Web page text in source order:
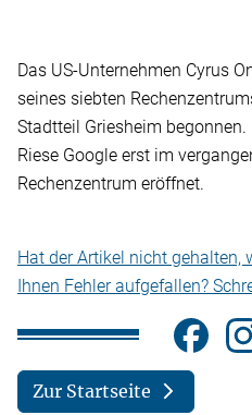
Das US-Unternehmen Cyrus
seines siebten
Stadtteil Griesheim
Riese Google erst im
Rechenzentrum eröffnet.
Hat der Artikel nicht gehalten,
Ihnen Fehler aufgefallen?
Zur Startseite